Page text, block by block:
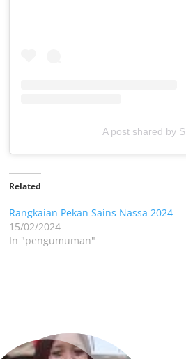
A post shared by
Related
Rangkaian Pekan Sains Nassa 2024
15/02/2024
In "pengumuman"